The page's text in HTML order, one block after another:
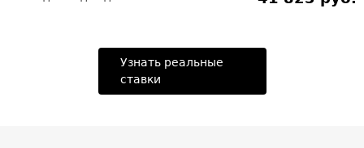
Узнать реальные
ставки